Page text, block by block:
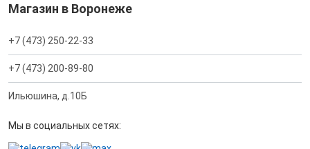
Магазин в Воронеже
+7 (473) 250-22-33
+7 (473) 200-89-80
Ильюшина, д.10Б
Мы в социальных сетях: